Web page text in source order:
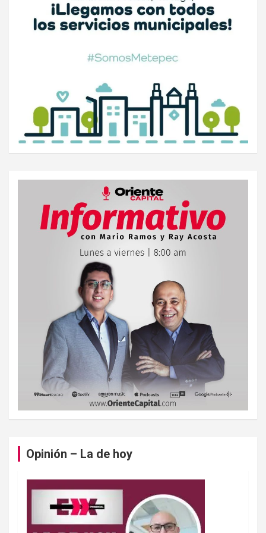
Opinión – La de hoy